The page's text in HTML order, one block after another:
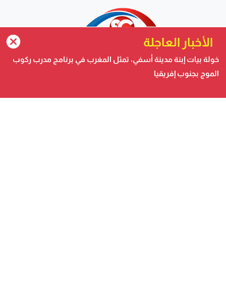
safigoud media
الأخبار العاجلة
خولة بيات إبنة مدينة أسفي، تمثل المغرب في برنامج مدرب ركوب
الموج بجنوب إفريقيا